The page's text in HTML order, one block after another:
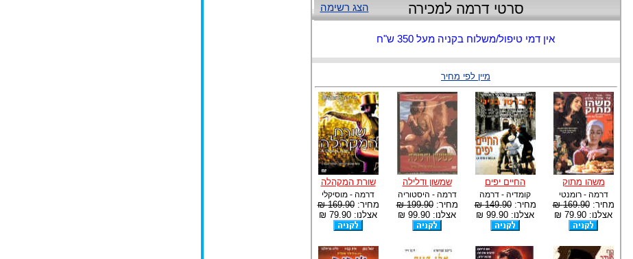
הצג רשימה סרטי דרמה למכירה
אין דמי טיפול/משלוח בקניה מעל 350 ש"ח
מיין לפי מחיר
משהו מתוק
דרמה - רומנטי
מחיר:169.90 ₪
אצלנו: 79.90 ₪
החיים יפים
קומדיה - דרמה
מחיר:149.90 ₪
אצלנו: 99.90 ₪
שמשון ודלילה
דרמה - היסטוריה
מחיר:199.90 ₪
אצלנו: 99.90 ₪
שורת המקהלה
דרמה - מוסיקלי
מחיר:169.90 ₪
אצלנו: 79.90 ₪